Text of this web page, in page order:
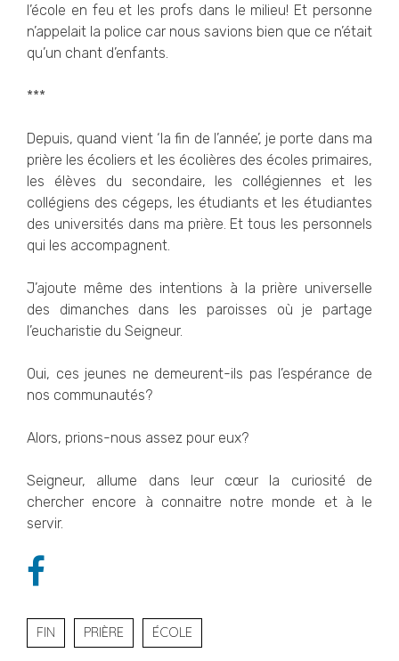
l’école en feu et les profs dans le milieu! Et personne
n’appelait la police car nous savions bien que ce n’était
qu’un chant d’enfants.
***
Depuis, quand vient ‘la fin de l’année’, je porte dans ma
prière les écoliers et les écolières des écoles primaires,
les élèves du secondaire, les collégiennes et les
collégiens des cégeps, les étudiants et les étudiantes
des universités dans ma prière. Et tous les personnels
qui les accompagnent.
J’ajoute même des intentions à la prière universelle
des dimanches dans les paroisses où je partage
l’eucharistie du Seigneur.
Oui, ces jeunes ne demeurent-ils pas l’espérance de
nos communautés?
Alors, prions-nous assez pour eux?
Seigneur, allume dans leur cœur la curiosité de
chercher encore à connaitre notre monde et à le
servir.
FIN PRIÈRE ÉCOLE